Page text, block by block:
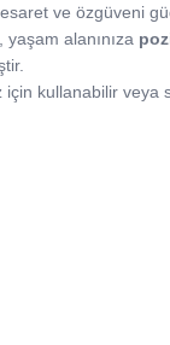
ve özgüveni
alanınıza
kullanabilir veya